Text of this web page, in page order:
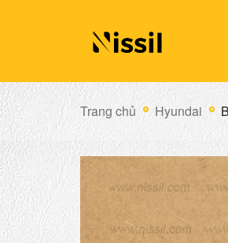
Trang chủ Hyundai